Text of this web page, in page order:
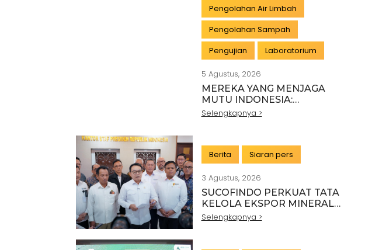
Pengolahan Air Limbah
Pengolahan Sampah
Pengujian
Laboratorium
5 Agustus, 2026
MEREKA YANG MENJAGA
MUTU INDONESIA:
PAHLAWAN DI BALIK SETIAP
Selengkapnya >
Berita Siaran pers
3 Agustus, 2026
SUCOFINDO PERKUAT TATA
KELOLA EKSPOR MINERAL
NASIONAL MELALUI SINERGI
Selengkapnya >